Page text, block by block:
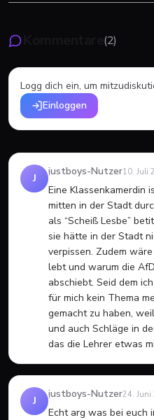
(2)
Logg dich ein, um
Einloggen
J
justboys-Nutzer10. Juli
Eine Klassenkamerdin
mitten in der Stadt
als “Scheiß Lesbe”
sie hätte in der Stadt
verpissen. Zudem
lebt und warum die
abschiebt. Seid dem
für mich kein Thema
gemacht zu haben,
und auch Schläge in
das die Lehrer etwas
J
justboys-Nutzer24. Juni
Echt arg was bei euch